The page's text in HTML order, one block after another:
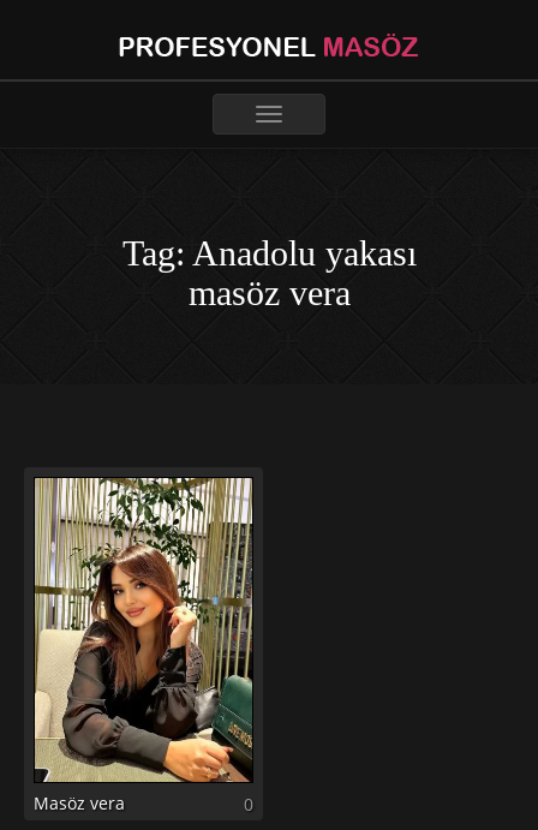
Toggle
Tag: Anadolu yakası
masöz vera
Masöz vera 0